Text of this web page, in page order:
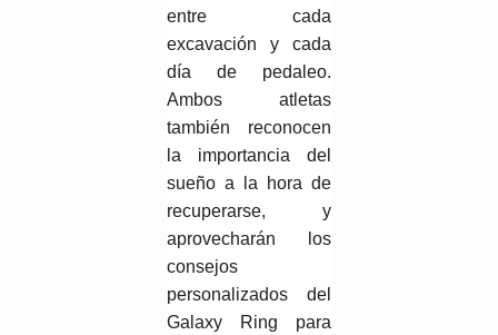
entre cada
excavación y cada
día de pedaleo.
Ambos atletas
también reconocen
la importancia del
sueño a la hora de
recuperarse, y
aprovecharán los
consejos
personalizados del
Galaxy Ring para